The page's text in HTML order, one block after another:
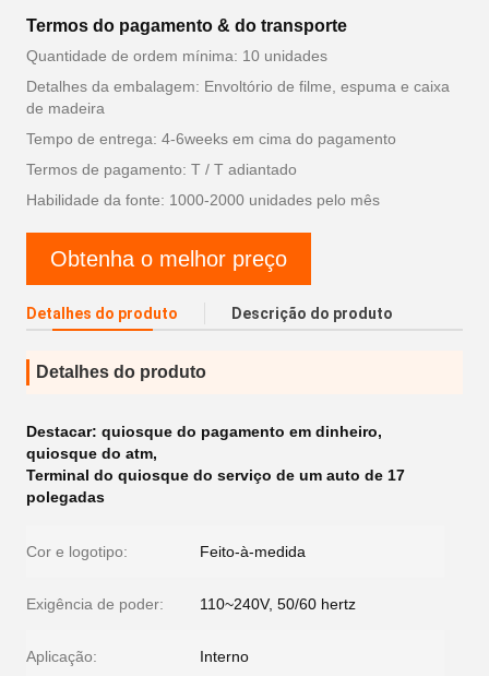
Termos do pagamento & do transporte
Quantidade de ordem mínima: 10 unidades
Detalhes da embalagem: Envoltório de filme, espuma e caixa
de madeira
Tempo de entrega: 4-6weeks em cima do pagamento
Termos de pagamento: T / T adiantado
Habilidade da fonte: 1000-2000 unidades pelo mês
Obtenha o melhor preço
Detalhes do produto Descrição do produto
Detalhes do produto
Destacar: quiosque do pagamento em dinheiro,
quiosque do atm,
Terminal do quiosque do serviço de um auto de 17
polegadas
Cor e logotipo: Feito-à-medida
Exigência de poder: 110~240V, 50/60 hertz
Aplicação: Interno